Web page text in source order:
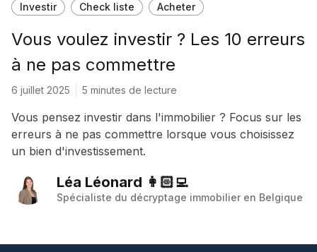
Investir Check liste Acheter
Vous voulez investir ? Les 10 erreurs
à ne pas commettre
6 juillet 2025 5 minutes de lecture
Vous pensez investir dans l'immobilier ? Focus sur les
erreurs à ne pas commettre lorsque vous choisissez
un bien d'investissement.
Léa Léonard 👩🏻‍💻
Spécialiste du décryptage immobilier en Belgique